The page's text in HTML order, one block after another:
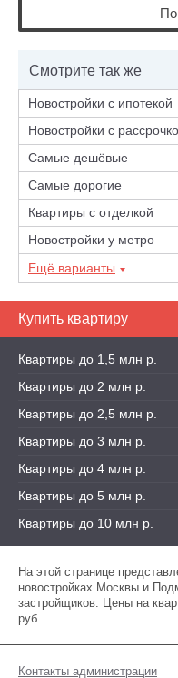
Смотрите так же
Новостройки с ипотекой
Новостройки с
Самые дешёвые
Самые дорогие
Квартиры с отделкой
Новостройки у метро
Ещё варианты
Купить квартиру
Квартиры до 1,5 млн р.
Квартиры до 2 млн р.
Квартиры до 2,5 млн р.
Квартиры до 3 млн р.
Квартиры до 4 млн р.
Квартиры до 5 млн р.
Квартиры до 10 млн р.
На этой странице
новостройках Москвы и
застройщиков. Цены на
руб.
Контакты администрации